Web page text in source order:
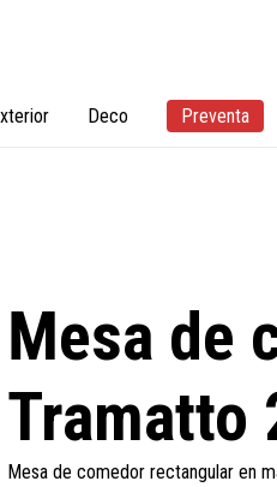
Deco Preventa
Mesa de
Tramatto
Mesa de comedor rectangular en